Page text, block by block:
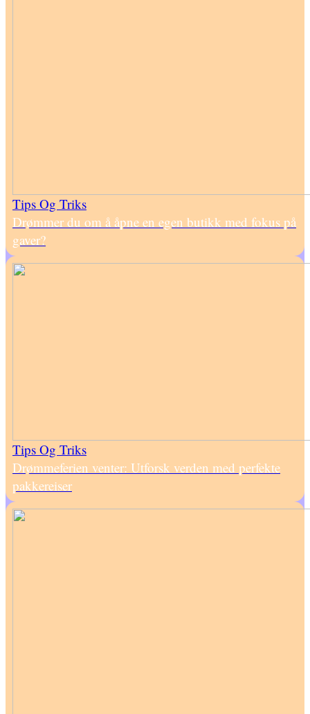
Tips Og Triks
Drømmer du om å åpne en egen butikk med fokus på
gaver?
Tips Og Triks
Drømmeferien venter: Utforsk verden med perfekte
pakkereiser